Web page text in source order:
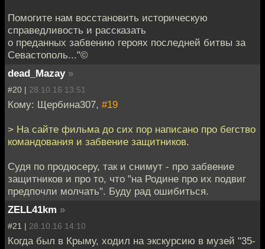
Помогите нам восстановить историческую
справедливость и рассказать
о преданных забвению героях последней битвы за
Севастополь..."©
dead_Mazay »
#20 | 28.10.16 13:51
Кому: Щербина307, #19
> На сайте фильма до сих пор написано про бегство
командования и забвение защитников.
Судя по продюсеру, так и снимут - про забвение
защитников и про то, что "на Родине про их подвиг
предпочли молчать". Буду рад ошибиться.
ZELL41km »
#21 | 28.10.16 14:10
Когда был в Крыму, ходил на экскурсию в музей "35-